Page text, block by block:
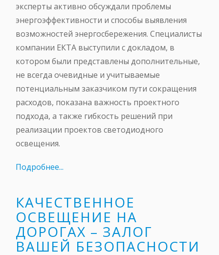
эксперты активно обсуждали проблемы
энергоэффективности и способы выявления
возможностей энергосбережения. Специалисты
компании ЕКТА выступили с докладом, в
котором были представлены дополнительные,
не всегда очевидные и учитываемые
потенциальным заказчиком пути сокращения
расходов, показана важность проектного
подхода, а также гибкость решений при
реализации проектов светодиодного
освещения.
Подробнее...
КАЧЕСТВЕННОЕ
ОСВЕЩЕНИЕ НА
ДОРОГАХ – ЗАЛОГ
ВАШЕЙ БЕЗОПАСНОСТИ